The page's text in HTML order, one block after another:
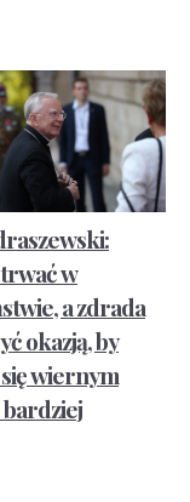
w
a zdrada
okazją, by
wiernym
bardziej